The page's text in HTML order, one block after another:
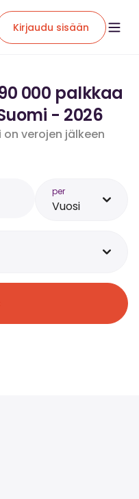
Kirjaudu sisään
000 palkkaa
- 2026
verojen jälkeen
per
Vuosi